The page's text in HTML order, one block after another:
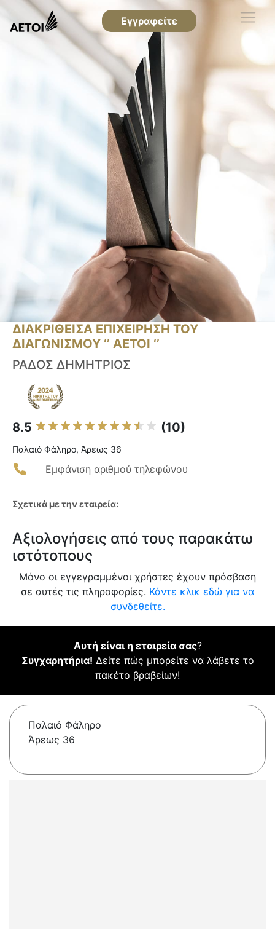
Εγγραφείτε
ΔΙΑΚΡΙΘΕΙΣΑ ΕΠΙΧΕΙΡΗΣΗ ΤΟΥ
ΔΙΑΓΩΝΙΣΜΟΥ ‘’ ΑΕΤΟΙ ‘’
ΡΑΔΟΣ ΔΗΜΗΤΡΙΟΣ
8.5 (10)
Παλαιό Φάληρο, Άρεως 36
Εμφάνιση αριθμού τηλεφώνου
Σχετικά με την εταιρεία:
Αξιολογήσεις από τους παρακάτω
ιστότοπους
Μόνο οι εγγεγραμμένοι χρήστες έχουν πρόσβαση
σε αυτές τις πληροφορίες. Κάντε κλικ εδώ για να
συνδεθείτε.
Αυτή είναι η εταιρεία σας?
Συγχαρητήρια! Δείτε πώς μπορείτε να λάβετε το
πακέτο βραβείων!
Παλαιό Φάληρο
Άρεως 36